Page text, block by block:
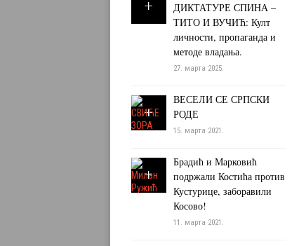
ДИКТАТУРЕ СПИНА –
ТИТО И ВУЧИЋ: Култ
личности, пропаганда и
методе владања.
27. марта 2025.
ВЕСЕЛИ СЕ СРПСКИ
РОДЕ
15. марта 2021.
Брадић и Марковић
подржали Костића против
Кустурице, заборавили
Косово!
11. марта 2021.